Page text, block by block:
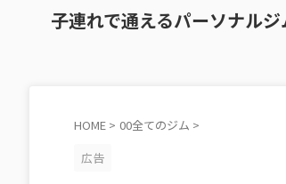
子連れで通えるパーソナルジ
HOME > 00全てのジム >
広告